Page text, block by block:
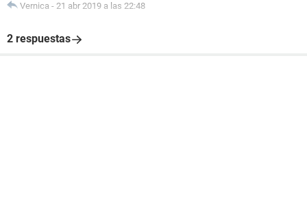
Vernica - 21 abr 2019 a las 22:48
2 respuestas